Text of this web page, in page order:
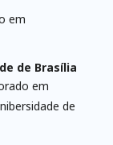
em
de Brasília
em
de